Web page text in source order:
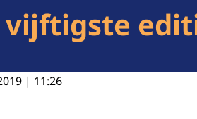
| 11:26